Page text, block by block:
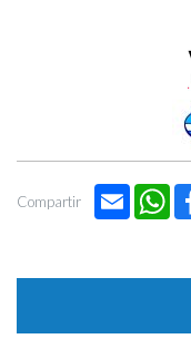
Compartir Email